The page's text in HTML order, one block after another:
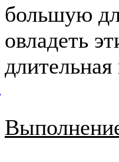
большую
овладеть
длительная